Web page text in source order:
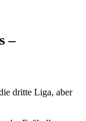
–
dritte Liga, aber